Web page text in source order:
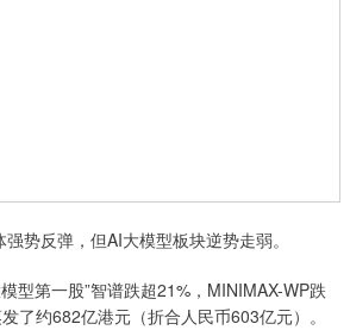
反弹，但AI大模型板块逆势走弱。
第一股”智谱跌超21%，MINIMAX-WP跌
了约682亿港元（折合人民币603亿元）。